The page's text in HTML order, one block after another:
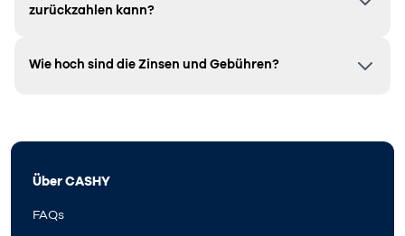
zurückzahlen kann?
Wie hoch sind die Zinsen und Gebühren?
Über CASHY
FAQs